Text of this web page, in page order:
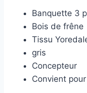
Banquette 3
Bois de frêne
Tissu
gris
Concepteur
Convient